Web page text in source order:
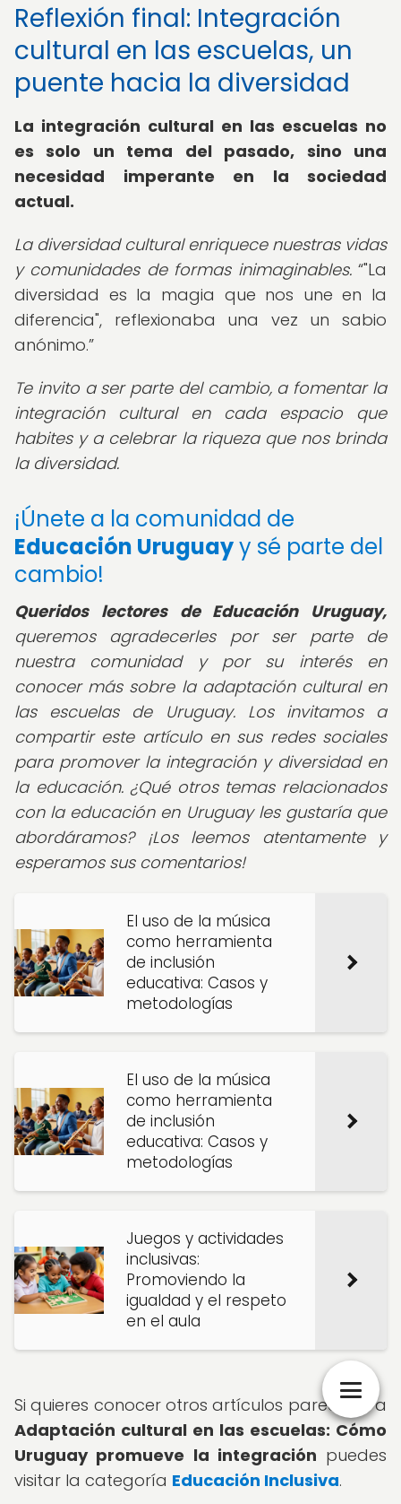
Reflexión final: Integración
cultural en las escuelas, un
puente hacia la diversidad
La integración cultural en las escuelas no
es solo un tema del pasado, sino una
necesidad imperante en la sociedad
actual.
La diversidad cultural enriquece nuestras vidas
y comunidades de formas inimaginables. "La
diversidad es la magia que nos une en la
diferencia", reflexionaba una vez un sabio
anónimo.
Te invito a ser parte del cambio, a fomentar la
integración cultural en cada espacio que
habites y a celebrar la riqueza que nos brinda
la diversidad.
¡Únete a la comunidad de
Educación Uruguayy sé parte del
cambio!
Queridos lectores de Educación Uruguay,
queremos agradecerles por ser parte de
nuestra comunidad y por su interés en
conocer más sobre la adaptación cultural en
las escuelas de Uruguay. Los invitamos a
compartir este artículo en sus redes sociales
para promover la integración y diversidad en
la educación. ¿Qué otros temas relacionados
con la educación en Uruguay les gustaría que
abordáramos? ¡Los leemos atentamente y
esperamos sus comentarios!
El uso de la música
como herramienta
de inclusión
educativa: Casos y
metodologías
El uso de la música
como herramienta
de inclusión
educativa: Casos y
metodologías
Juegos y actividades
inclusivas:
Promoviendo la
igualdad y el respeto
en el aula
Si quieres conocer otros artículos parecidos a
Adaptación cultural en las escuelas: Cómo
Uruguay promueve la integración puedes
visitar la categoría Educación Inclusiva.